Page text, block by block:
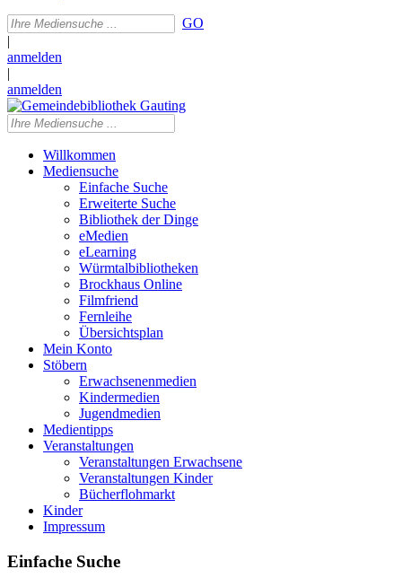
GO
|
anmelden
|
anmelden
Willkommen
Mediensuche
Einfache Suche
Erweiterte Suche
Bibliothek der Dinge
eMedien
eLearning
Würmtalbibliotheken
Brockhaus Online
Filmfriend
Fernleihe
Übersichtsplan
Mein Konto
Stöbern
Erwachsenenmedien
Kindermedien
Jugendmedien
Medientipps
Veranstaltungen
Veranstaltungen Erwachsene
Veranstaltungen Kinder
Bücherflohmarkt
Kinder
Impressum
Einfache Suche